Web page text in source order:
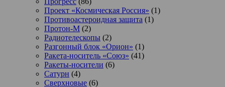
Проект «Космическая Россия» (1)
Противоастероидная защита (1)
Протон-М (2)
Радиотелескопы (2)
Разгонный блок «Орион» (1)
Ракета-носитель «Союз» (41)
Ракеты-носители (6)
Сатурн (4)
Сверхновые (6)